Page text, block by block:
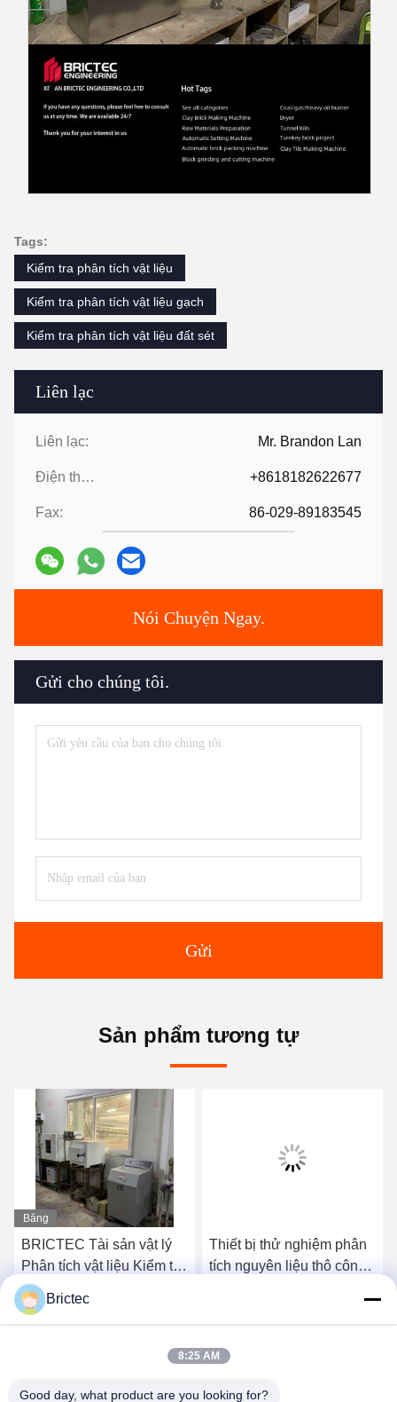
Liên lạc
Liên lạc: Mr. Brandon Lan
Điện thoại: +8618182622677
Fax: 86-029-89183545
Nói Chuyện Ngay.
Gửi cho chúng tôi.
Gửi
Tags:
Kiểm tra phân tích vật liệu
Kiểm tra phân tích vật liệu gạch
Kiểm tra phân tích vật liệu đất sét
Sản phẩm tương tự
Băng
hình
BRICTEC Tài sản vật lý
Phân tích vật liệu Kiểm tra
Thiết bị phòng thí nghiệm
nhà máy gạch
Nói Chuyện Ngay.
Thiết bị thử nghiệm phân
tích nguyên liệu thô công
học
Nói Chuyện Ngay.
Brictec
8:25 AM
Good day, what product are you looking for?